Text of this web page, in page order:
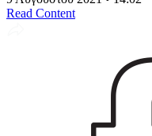
Read Content